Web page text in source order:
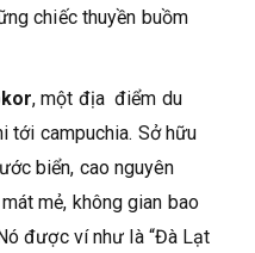
chiếc thuyền buồm
, một địa điểm du
tới campuchia. Sở hữu
biển, cao nguyên
mẻ, không gian bao
được ví như là “Đà Lạt